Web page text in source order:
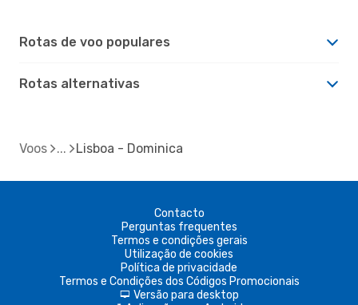
Rotas de voo populares
Rotas alternativas
Voos Lisboa - Dominica
Contacto
Perguntas frequentes
Termos e condições gerais
Utilização de cookies
Política de privacidade
Termos e Condições dos Códigos Promocionais
d Versão para desktop